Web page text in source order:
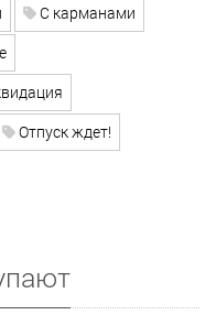
С карманами
Отпуск ждет!